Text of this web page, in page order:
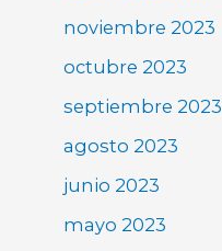
noviembre 2023
octubre 2023
septiembre 2023
agosto 2023
junio 2023
mayo 2023